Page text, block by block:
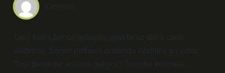
Yasemin
Giriş kısmı bence anlaşılır, ama biraz daha canlı
olabilirdi. Benim notlarım arasında özellikle şu vardı:
Tecrübeler ne anlama geliyor? Tecrübe kelimesi,